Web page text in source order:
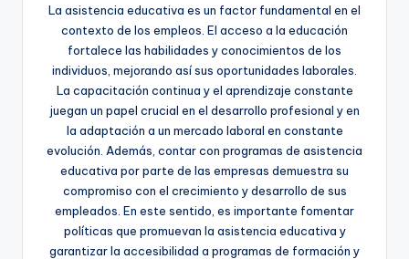
La asistencia educativa es un factor fundamental en el
contexto de los empleos. El acceso a la educación
fortalece las habilidades y conocimientos de los
individuos, mejorando así sus oportunidades laborales.
La capacitación continua y el aprendizaje constante
juegan un papel crucial en el desarrollo profesional y en
la adaptación a un mercado laboral en constante
evolución. Además, contar con programas de asistencia
educativa por parte de las empresas demuestra su
compromiso con el crecimiento y desarrollo de sus
empleados. En este sentido, es importante fomentar
políticas que promuevan la asistencia educativa y
garantizar la accesibilidad a programas de formación y